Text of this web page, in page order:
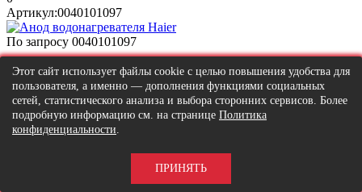
Артикул:0040101097
По запросу 0040101097
Анод водонагревателя Haier
Производитель:Haier
Модель:ES80V-R1H
0
Этот сайт использует файлы cookie с целью повышения удобства для
пользователя, а именно — дополнения функциями социальных
сетей, статистического анализа и выбора сторонних сервисов. Более
подробную информацию см. на странице Политика
конфиденциальности.
ПРИНЯТЬ